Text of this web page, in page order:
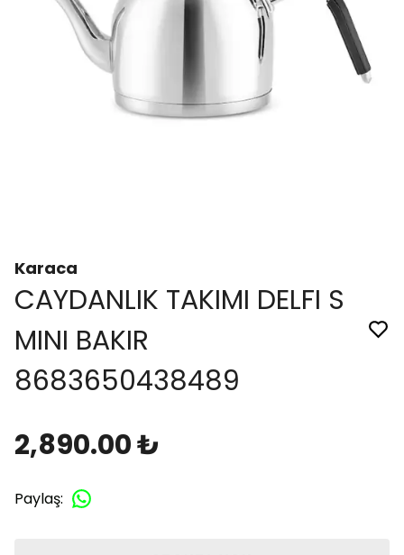
Karaca
CAYDANLIK TAKIMI DELFI S
MINI BAKIR
8683650438489
2,890.00 ₺
Paylaş: